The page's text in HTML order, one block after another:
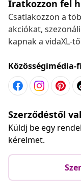
Iratkozzon fel
Csatlakozzon a
akciókat,
kapnak a vidaXL-
Szerződéstől
Küldj be egy
kérelmet.